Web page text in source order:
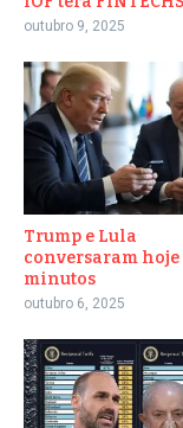
outubro 9, 2025
Trump e Lula
conversaram hoje
minutos
outubro 6, 2025